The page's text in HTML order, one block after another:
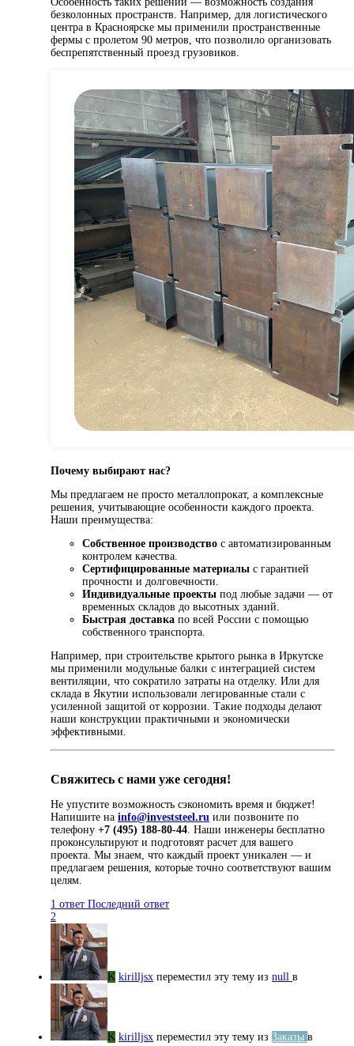
безколонных пространств. Например, для логистического
центра в Красноярске мы применили пространственные
фермы с пролетом 90 метров, что позволило организовать
беспрепятственный проезд грузовиков.
Почему выбирают нас?
Мы предлагаем не просто металлопрокат, а комплексные
решения, учитывающие особенности каждого проекта.
Наши преимущества:
Собственное производство с автоматизированным
контролем качества.
Сертифицированные материалы с гарантией
прочности и долговечности.
Индивидуальные проекты под любые задачи — от
временных складов до высотных зданий.
Быстрая доставка по всей России с помощью
собственного транспорта.
Например, при строительстве крытого рынка в Иркутске
мы применили модульные балки с интеграцией систем
вентиляции, что сократило затраты на отделку. Или для
склада в Якутии использовали легированные стали с
усиленной защитой от коррозии. Такие подходы делают
наши конструкции практичными и экономически
эффективными.
Свяжитесь с нами уже сегодня!
Не упустите возможность сэкономить время и бюджет!
Напишите на info@investsteel.ru или позвоните по
телефону +7 (495) 188-80-44 . Наши инженеры бесплатно
проконсультируют и подготовят расчет для вашего
проекта. Мы знаем, что каждый проект уникален — и
предлагаем решения, которые точно соответствуют вашим
целям.
1 ответ Последний ответ
2
K kirilljsx переместил эту тему из null в
K kirilljsx переместил эту тему из Заказы в